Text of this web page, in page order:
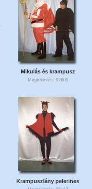
Mikulás és krampusz
Megtekintés: 92605
Krampuszlány pelerines